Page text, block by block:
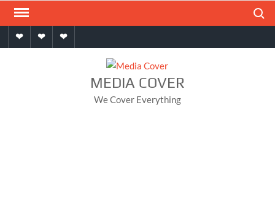
Skip
contentHomeAboutContact
MEDIA COVER
We Cover Everything